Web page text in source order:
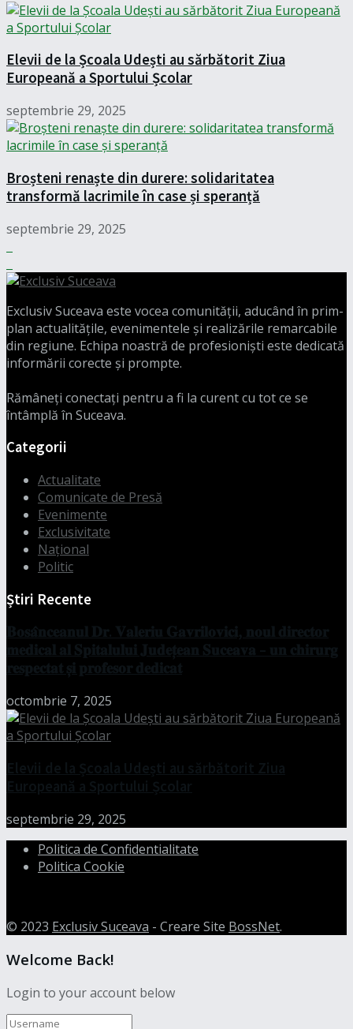
Elevii de la Școala Udești au sărbătorit Ziua
Europeană a Sportului Școlar
septembrie 29, 2025
Broșteni renaște din durere: solidaritatea
transformă lacrimile în case și speranță
septembrie 29, 2025
Exclusiv Suceava este vocea comunității, aducând în prim-
plan actualitățile, evenimentele și realizările remarcabile
din regiune. Echipa noastră de profesioniști este dedicată
informării corecte și prompte.
Rămâneți conectați pentru a fi la curent cu tot ce se
întâmplă în Suceava.
Categorii
Actualitate
Comunicate de Presă
Evenimente
Exclusivitate
Național
Politic
Știri Recente
octombrie 7, 2025
septembrie 29, 2025
Politica de Confidentialitate
Politica Cookie
© 2023 Exclusiv Suceava - Creare Site BossNet.
Welcome Back!
Login to your account below